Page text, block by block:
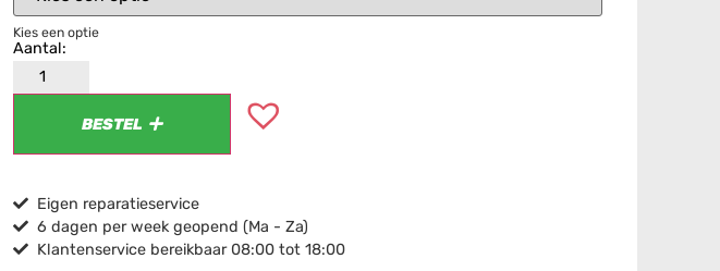
Kies een optie
BESTEL
Eigen reparatieservice
6 dagen per week geopend (Ma - Za)
Klantenservice bereikbaar 08:00 tot 18:00